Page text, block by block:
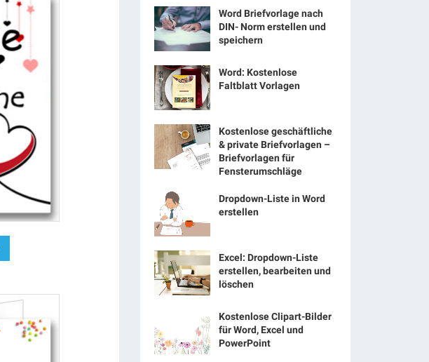
Word Briefvorlage nach
DIN- Norm erstellen und
speichern
Word: Kostenlose
Faltblatt Vorlagen
Kostenlose geschäftliche
& private Briefvorlagen –
Briefvorlagen für
Fensterumschläge
Dropdown-Liste in Word
erstellen
Excel: Dropdown-Liste
erstellen, bearbeiten und
löschen
Kostenlose Clipart-Bilder
für Word, Excel und
PowerPoint